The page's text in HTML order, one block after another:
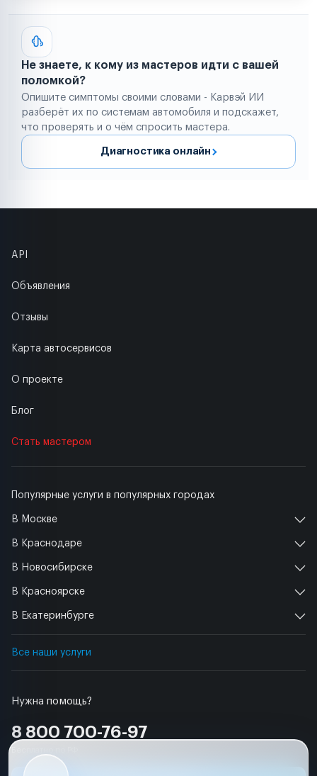
Не знаете, к кому из мастеров идти с вашей
поломкой?
Опишите симптомы своими словами - Карвэй ИИ
разберёт их по системам автомобиля и подскажет,
что проверять и о чём спросить мастера.
Диагностика онлайн
Нужна помощь?
8 800 700-76-97
Популярные услуги в популярных городах
В Москве
В Краснодаре
В Новосибирске
В Красноярске
В Екатеринбурге
Все наши услуги
API
Объявления
Отзывы
Карта автосервисов
О проекте
Блог
Стать мастером